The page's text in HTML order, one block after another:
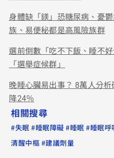
身體缺「鎂」恐糖尿病、憂
族、易便秘都是高風險族群
選前倒數「吃不下飯、睡不
「選舉症候群」
晚睡心臟易出事？ 8萬人分
降24％
相關搜尋
#失眠 #睡眠障礙 #睡眠 #睡眠呼
清醒中樞 #建議劑量